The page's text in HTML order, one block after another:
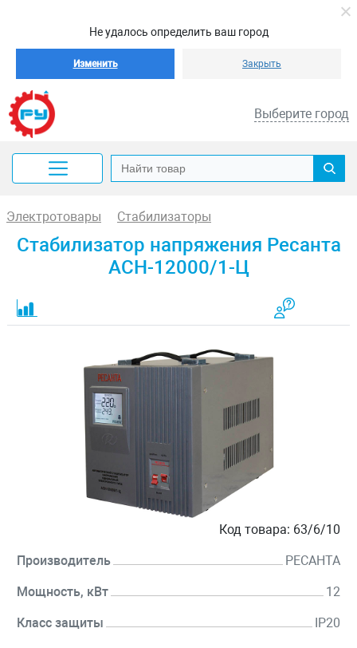
Не удалось определить ваш город
Изменить Закрыть
Выберите город
Электротовары Стабилизаторы
Стабилизатор напряжения Ресанта
АСН-12000/1-Ц
Код товара: 63/6/10
Производитель РЕСАНТА
Мощность, кВт 12
Класс защиты IP20